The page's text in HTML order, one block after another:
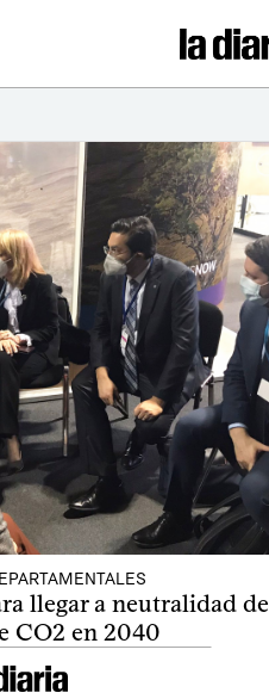
llegar a neutralidad de
CO2 en 2040